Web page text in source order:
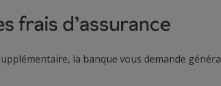
frais d’assurance
la banque vous demande